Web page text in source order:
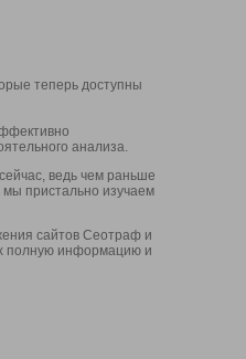
теперь доступны
анализа.
ведь чем раньше
мы пристально изучаем
сайтов Сеотраф и
полную информацию и